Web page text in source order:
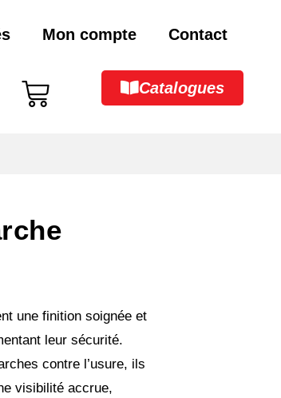
Mon compte Contact
Catalogues
une finition soignée et
leur sécurité.
contre l’usure, ils
visibilité accrue,